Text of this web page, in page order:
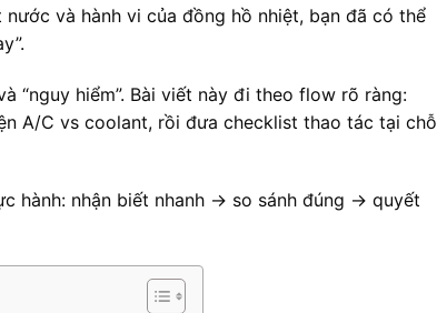
và hành vi của đồng hồ nhiệt, bạn đã có thể
“nguy hiểm”. Bài viết này đi theo flow rõ ràng:
A/C vs coolant, rồi đưa checklist thao tác tại chỗ
hành: nhận biết nhanh → so sánh đúng → quyết